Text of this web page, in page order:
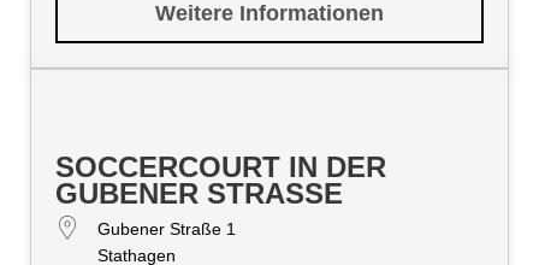
Weitere Informationen
SOCCERCOURT IN DER
GUBENER STRASSE
Gubener Straße 1
Stathagen